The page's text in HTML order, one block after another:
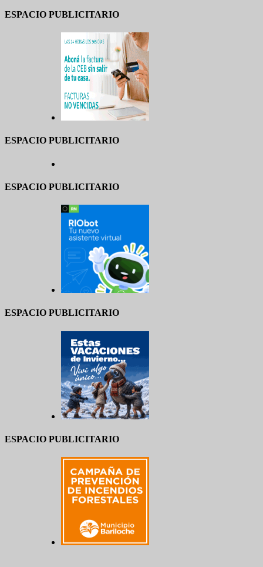
ESPACIO PUBLICITARIO
ESPACIO PUBLICITARIO
ESPACIO PUBLICITARIO
ESPACIO PUBLICITARIO
ESPACIO PUBLICITARIO